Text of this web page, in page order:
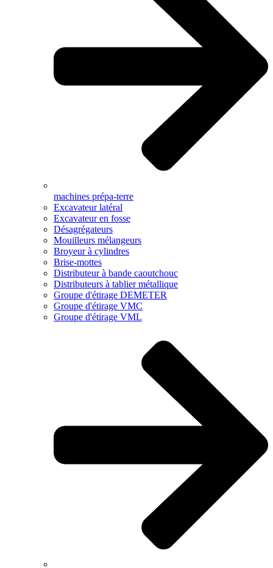
machines prépa-terre
Excavateur latéral
Excavateur en fosse
Désagrégateurs
Mouilleurs mélangeurs
Broyeur à cylindres
Brise-mottes
Distributeur à bande caoutchouc
Distributeurs à tablier métallique
Groupe d'étirage DEMETER
Groupe d'étirage VMC
Groupe d'étirage VML